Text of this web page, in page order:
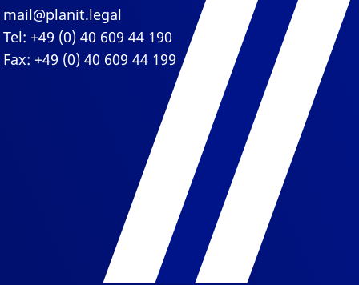
mail@planit.legal
Tel: +49 (0) 40 609 44 190
Fax: +49 (0) 40 609 44 199